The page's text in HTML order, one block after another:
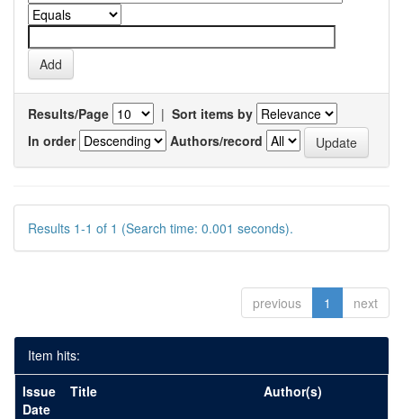
Results/Page | Sort items by
In order
Authors/record
Results 1-1 of 1 (Search time: 0.001 seconds).
previous 1 next
Item hits:
Issue
Date
Title Author(s)